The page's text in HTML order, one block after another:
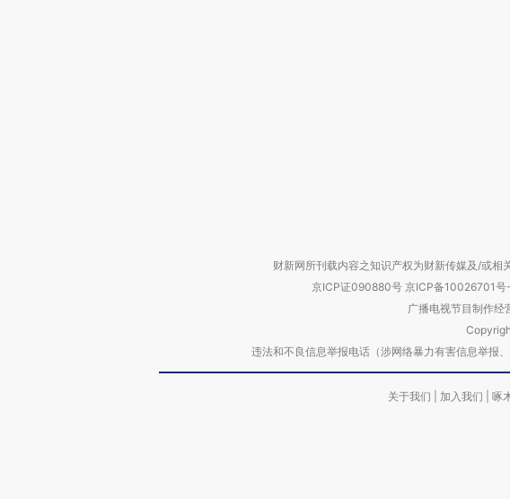
财新网所刊载内容之知识产权为财新传媒及/或相
京ICP证090880号 京ICP备10026701
广播电视节目制作经
违法和不良信息举报电话（涉网络暴力有害信息举
关于我们 加入我们 啄